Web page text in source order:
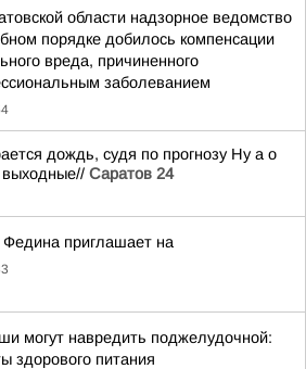
области надзорное ведомство
порядке добилось компенсации
вреда, причиненного
заболеванием
дождь, судя по прогнозу Ну а о
выходные// Саратов 24
приглашает на
могут навредить поджелудочной:
здорового питания